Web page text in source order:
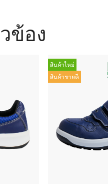
ข้อง
สินค้าใหม่
สินค้าขายดี